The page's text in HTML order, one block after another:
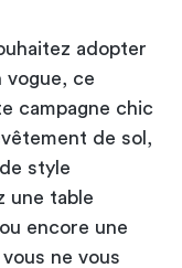
adopter
vogue, ce
campagne chic
de sol,
style
une table
encore une
ne vous